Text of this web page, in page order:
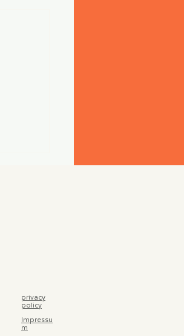
privacy
policy
Impressu
m